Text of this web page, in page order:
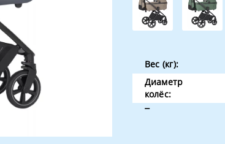
Вес (кг):
Диаметр
колёс:
Тип коляски